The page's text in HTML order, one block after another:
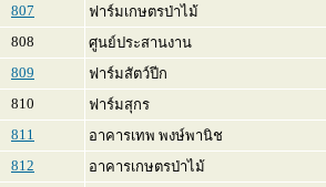
807
ฟาร์มเกษตรป่าไม้
808
ศูนย์ประสานงาน
809
ฟาร์มสัตว์ปีก
810
ฟาร์มสุกร
811
อาคารเทพ พงษ์พานิช
812
อาคารเกษตรป่าไม้